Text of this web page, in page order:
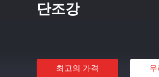
단조강
최고의 가격